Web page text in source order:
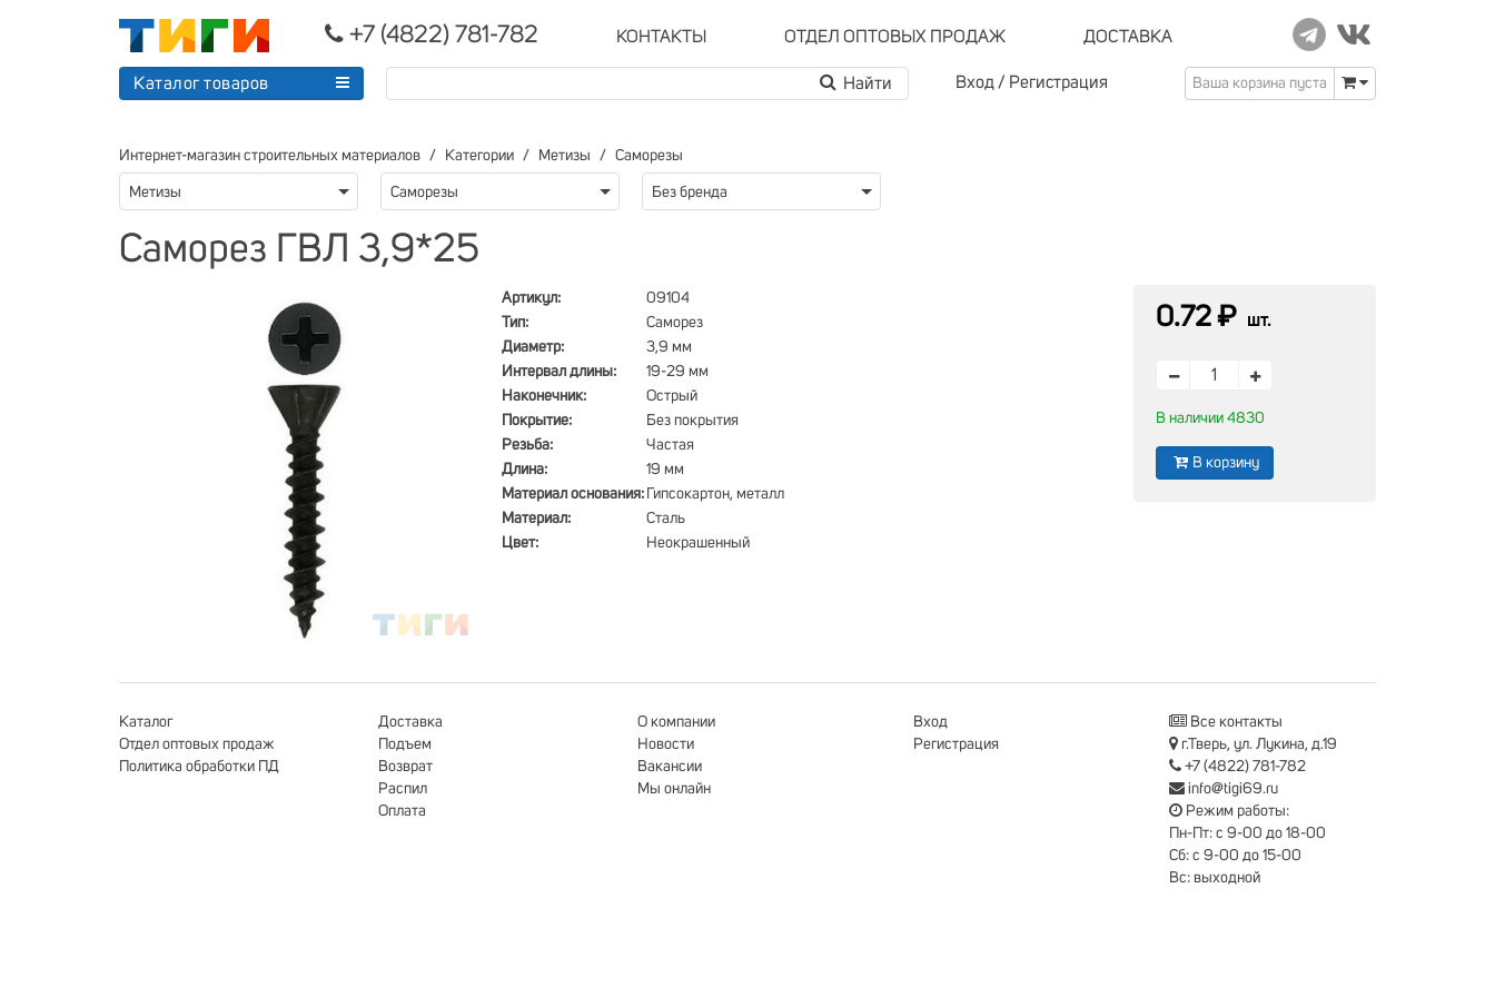
+7 (4822) 781-782 КОНТАКТЫ ОТДЕЛ ОПТОВЫХ ПРОДАЖ ДОСТАВКА
Каталог товаров Вход / Регистрация Ваша корзина пуста
Интернет-магазин строительных материалов Категории Метизы Саморезы
Метизы Саморезы Без бренда
Саморез ГВЛ 3,9*25
Артикул:
09104
Тип:
Саморез
Диаметр:
3,9 мм
Интервал длины:
19-29 мм
Наконечник:
Острый
Покрытие:
Без покрытия
Резьба:
Частая
Длина:
19 мм
Материал основания: Гипсокартон, металл
Материал:
Сталь
Цвет:
Неокрашенный
0.72 ₽ шт.
В наличии 4830
В корзину
Каталог
Отдел оптовых продаж
Политика обработки ПД
Доставка
Подъем
Возврат
Распил
Оплата
О компании
Новости
Вакансии
Мы онлайн
Вход
Регистрация
Все контакты
г.Тверь, ул. Лукина, д.19
+7 (4822) 781-782
info@tigi69.ru
Режим работы:
Пн-Пт: с 9-00 до 18-00
Сб: с 9-00 до 15-00
Вс: выходной